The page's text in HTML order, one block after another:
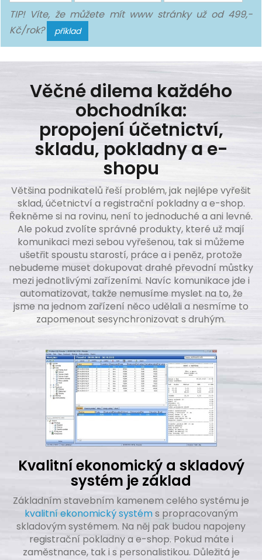
TIP! Víte, že můžete mít www stránky už od 499,-
Kč/rok?
příklad
Věčné dilema každého
obchodníka:
propojení účetnictví,
skladu, pokladny a e-
shopu
Většina podnikatelů řeší problém, jak nejlépe vyřešit
sklad, účetnictví a registrační pokladny a e-shop.
Řekněme si na rovinu, není to jednoduché a ani levné.
Ale pokud zvolíte správné produkty, které už mají
komunikaci mezi sebou vyřešenou, tak si můžeme
ušetřit spoustu starostí, práce a i peněz, protože
nebudeme muset dokupovat drahé převodní můstky
mezi jednotlivými zařízeními. Navíc komunikace jde i
automatizovat, takže nemusíme myslet na to, že
jsme na jednom zařízení něco udělali a nesmíme to
zapomenout sesynchronizovat s druhým.
Kvalitní ekonomický a skladový
systém je základ
Základním stavebním kamenem celého systému je
kvalitní ekonomický systéms propracovaným
skladovým systémem. Na něj pak budou napojeny
registrační pokladny a e-shop. Pokud máte i
zaměstnance, tak i s personalistikou. Důležitá je